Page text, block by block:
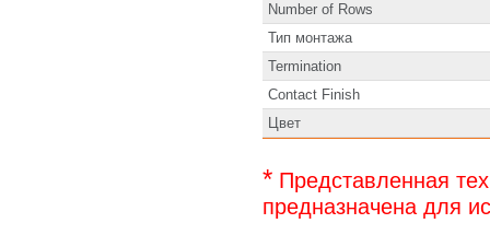
Number of Rows
Тип монтажа
Termination
Contact Finish
Цвет
* Представленная
предназначена для